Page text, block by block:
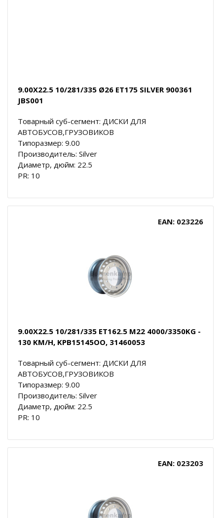
9.00X22.5 10/281/335 Ø26 ET175 SILVER 900361
JBS001
Товарный суб-сегмент: ДИСКИ ДЛЯ
АВТОБУСОВ,ГРУЗОВИКОВ
Типоразмер: 9.00
Производитель: Silver
Диаметр, дюйм: 22.5
PR: 10
EAN: 023226
9.00X22.5 10/281/335 ET162.5 M22 4000/3350KG -
130 KM/H, KPB15145OO, 31460053
Товарный суб-сегмент: ДИСКИ ДЛЯ
АВТОБУСОВ,ГРУЗОВИКОВ
Типоразмер: 9.00
Производитель: Silver
Диаметр, дюйм: 22.5
PR: 10
EAN: 023203